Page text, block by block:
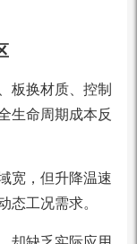
板换材质、控制
生命周期成本反
宽，但升降温速
态工况需求。